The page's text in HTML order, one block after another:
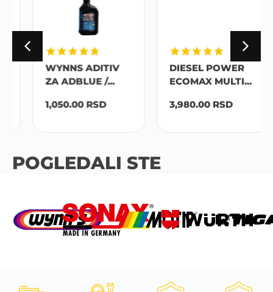
WYNNS ADITIV
ZA ADBLUE /...
1,050.00RSD
DIESEL POWER
ECOMAX MULTI...
3,980.00RSD
POGLEDALI STE